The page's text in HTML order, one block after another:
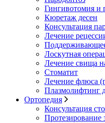
Гингивотомия и
Кюретаж десен
Консультация
Лечение
Поддерживающее
Лоскутная
Лечение свища
Стоматит
Лечение флюса
Плазмолифтинг
Ортопедия
Консультация
Протезирование